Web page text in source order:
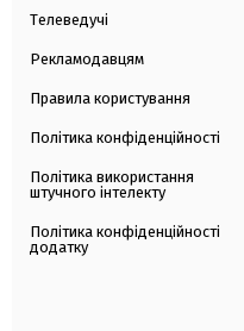
Телеведучі
Рекламодавцям
Правила користування
Політика конфіденційності
Політика використання
штучного інтелекту
Політика конфіденційності
додатку